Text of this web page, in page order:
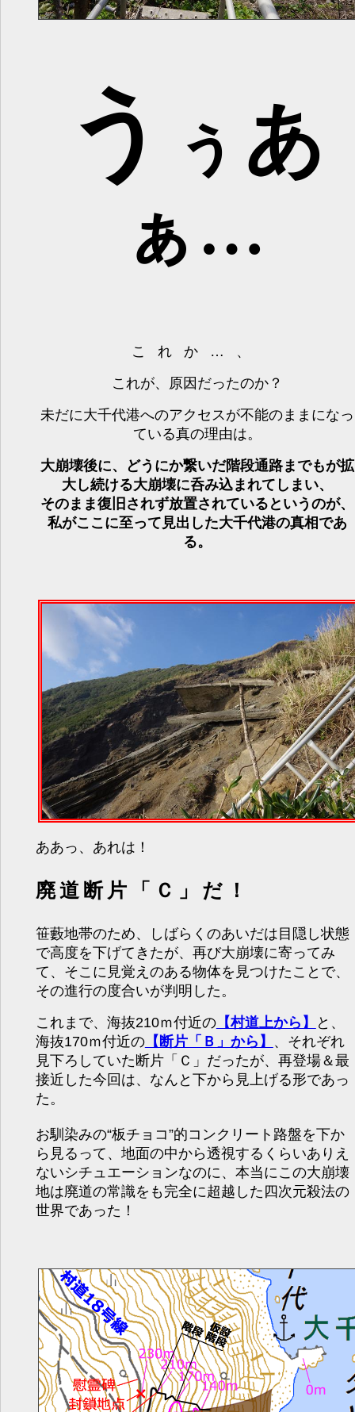
う ぅ あ
ぁ…
これか…、
これが、原因だったのか？
未だに大千代港へのアクセスが不能のままになっ
ている真の理由は。
大崩壊後に、どうにか繋いだ階段通路までもが拡
大し続ける大崩壊に呑み込まれてしまい、
そのまま復旧されず放置されているというのが、
私がここに至って見出した大千代港の真相であ
る。
ああっ、あれは！
廃道断片「Ｃ」だ！
笹藪地帯のため、しばらくのあいだは目隠し状態
で高度を下げてきたが、再び大崩壊に寄ってみ
て、そこに見覚えのある物体を見つけたことで、
その進行の度合いが判明した。
これまで、海抜210ｍ付近の【村道上から】
と、
海抜170ｍ付近の【断片「Ｂ」から】
、それぞれ
見下ろしていた断片「Ｃ」だったが、再登場＆最
接近した今回は、なんと下から見上げる形であっ
た。
お馴染みの“板チョコ”的コンクリート路盤を下か
ら見るって、地面の中から透視するくらいありえ
ないシチュエーションなのに、本当にこの大崩壊
地は廃道の常識をも完全に超越した四次元殺法の
世界であった！